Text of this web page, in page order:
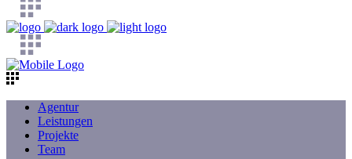
Agentur
Leistungen
Projekte
Team